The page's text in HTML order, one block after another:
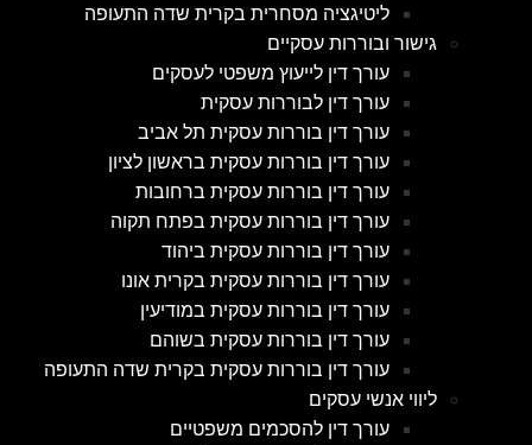
ליטיגציה מסחרית בקרית שדה התעופה
גישור ובוררות עסקיים
עורך דין לייעוץ משפטי לעסקים
עורך דין לבוררות עסקית
עורך דין בוררות עסקית תל אביב
עורך דין בוררות עסקית בראשון לציון
עורך דין בוררות עסקית ברחובות
עורך דין בוררות עסקית בפתח תקוה
עורך דין בוררות עסקית ביהוד
עורך דין בוררות עסקית בקרית אונו
עורך דין בוררות עסקית במודיעין
עורך דין בוררות עסקית בשוהם
עורך דין בוררות עסקית בקרית שדה התעופה
ליווי אנשי עסקים
עורך דין להסכמים משפטיים